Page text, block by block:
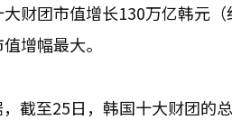
财团市值增长130万亿韩元
增幅最大。
截至25日，韩国十大财团的